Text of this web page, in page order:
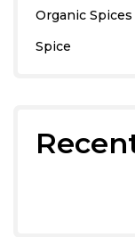
Organic Spices
Spice